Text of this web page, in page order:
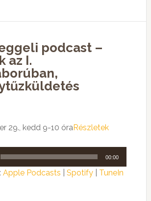
podcast –
az I.
29., kedd 9-10 óraRészletek
00:00
Apple Podcasts Spotify| TuneIn